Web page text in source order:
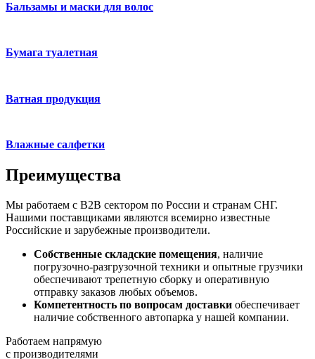
Бальзамы и маски для волос
Бумага туалетная
Ватная продукция
Влажные салфетки
Преимущества
Мы работаем с B2B сектором по России и странам СНГ.
Нашими поставщиками являются всемирно известные
Российские и зарубежные производители.
Собственные складские помещения, наличие
погрузочно-разгрузочной техники и опытные грузчики
обеспечивают трепетную сборку и оперативную
отправку заказов любых объемов.
Компетентность по вопросам доставки обеспечивает
наличие собственного автопарка у нашей компании.
Работаем напрямую
с производителями